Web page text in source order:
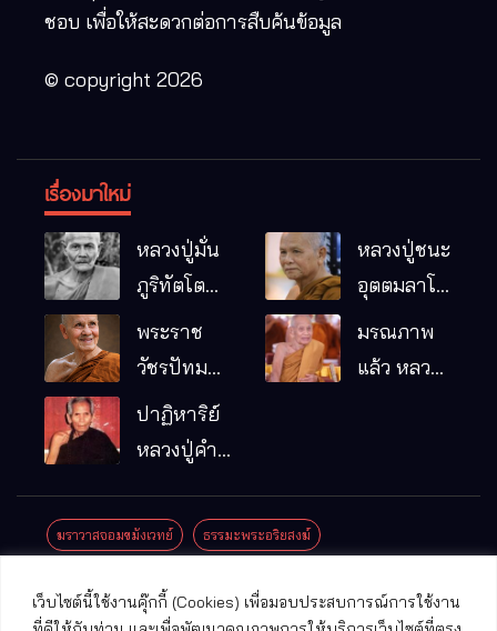
เว็บไซต์นี้ใช้งานคุ๊กกี้ (Cookies) เพื่อมอบประสบการณ์การใช้งาน
ชอบ เพื่อให้สะดวกต่อการสืบค้นข้อมูล
© copyright 2026
เรื่องมาใหม่
หลวงปู่มั่น
ภูริทัตโต
พระอริยเจ้า
ผู้เป็นบิดา
รมฐาน
หลวงปู่ชนะ
อุตตมลาโภ
หมากอื๋อ
พระราช
วัชรปัทม
คุณ (หลวง
ปู่บัวเกตุ
แล้ว วัดป่า
อ.แม่ริม
มรณภาพ
แล้ว หลวง
ปาฏิหาริย์
หลวงปู่คำ
มณี
ฆราวาสจอมขมังเวทย์ ธรรมะพระอริยสงฆ์
ปาฏิหาริย์พระเครื่อง